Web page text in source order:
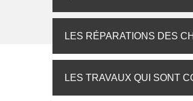
LES RÉPARATIONS DES
LES TRAVAUX QUI SONT